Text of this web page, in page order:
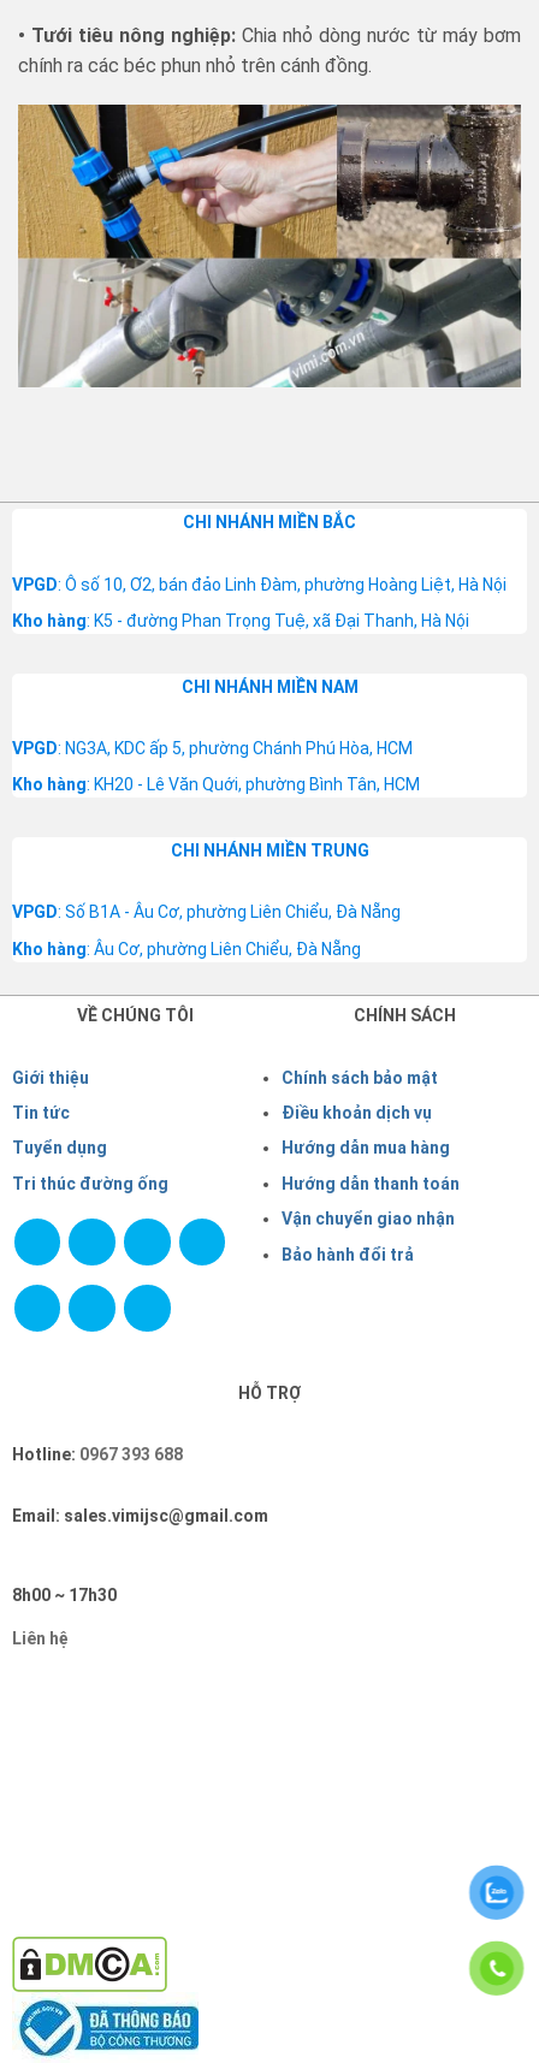
• Tưới tiêu nông nghiệp: Chia nhỏ dòng nước từ máy bơm
chính ra các béc phun nhỏ trên cánh đồng.
CHI NHÁNH MIỀN BẮC
VPGD: Ô số 10, Ơ2, bán đảo Linh Đàm, phường Hoàng Liệt, Hà Nội
Kho hàng: K5 - đường Phan Trọng Tuệ, xã Đại Thanh, Hà Nội
CHI NHÁNH MIỀN NAM
VPGD: NG3A, KDC ấp 5, phường Chánh Phú Hòa, HCM
Kho hàng: KH20 - Lê Văn Quới, phường Bình Tân, HCM
CHI NHÁNH MIỀN TRUNG
VPGD: Số B1A - Âu Cơ, phường Liên Chiểu, Đà Nẵng
Kho hàng: Âu Cơ, phường Liên Chiểu, Đà Nẵng
VỀ CHÚNG TÔI
Giới thiệu
Tin tức
Tuyển dụng
Tri thúc đường ống
CHÍNH SÁCH
Chính sách bảo mật
Điều khoản dịch vụ
Hướng dẫn mua hàng
Hướng dẫn thanh toán
Vận chuyển giao nhận
Bảo hành đổi trả
HỖ TRỢ
Hotline: 0967 393 688
Email: sales.vimijsc@gmail.com
8h00 ~ 17h30
Liên hệ